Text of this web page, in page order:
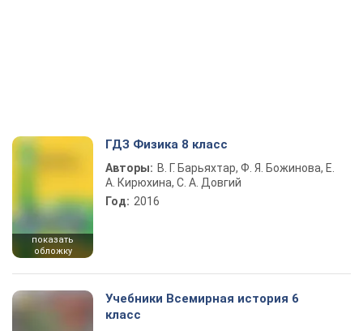
показать
обложку
ГДЗ Физика 8 класс
Авторы: В. Г. Барьяхтар, Ф. Я. Божинова, Е.
А. Кирюхина, С. А. Довгий
Год: 2016
Учебники Всемирная история 6
класс